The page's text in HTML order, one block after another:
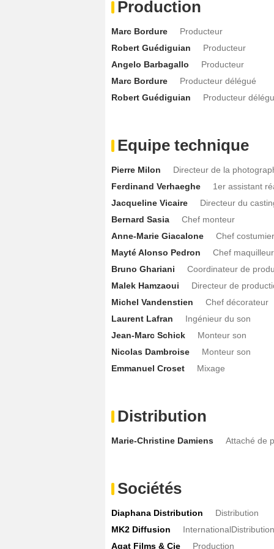
Production
Marc Bordure
Producteur
Robert Guédiguian
Producteur
Angelo Barbagallo
Producteur
Marc Bordure
Producteur délégué
Robert Guédiguian
Producteur
Equipe technique
Pierre Milon
Directeur de la
Ferdinand Verhaeghe
1er assistant
Jacqueline Vicaire
Directeur du
Bernard Sasia
Chef monteur
Anne-Marie Giacalone
Chef costumier
Mayté Alonso Pedron
Chef maquilleur
Bruno Ghariani
Coordinateur de
Malek Hamzaoui
Directeur de
Michel Vandenstien
Chef décorateur
Laurent Lafran
Ingénieur du son
Jean-Marc Schick
Monteur son
Nicolas Dambroise
Monteur son
Emmanuel Croset
Mixage
Distribution
Marie-Christine Damiens Attaché de
Sociétés
Diaphana Distribution
Distribution
MK2 Diffusion
Agat Films & Cie
Production